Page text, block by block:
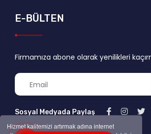
Hizmet kalitemizi artırmak adına internet
E-BÜLTEN
Firmamıza abone olarak yenilikleri
Sosyal Medyada Paylaş